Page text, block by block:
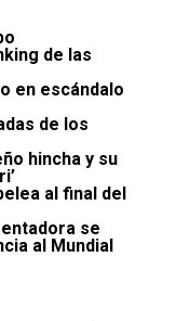
de las
en escándalo
de los
hincha y su
al final del
se
al Mundial